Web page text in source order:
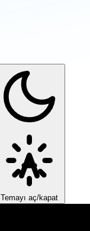
Temayı aç/kapat